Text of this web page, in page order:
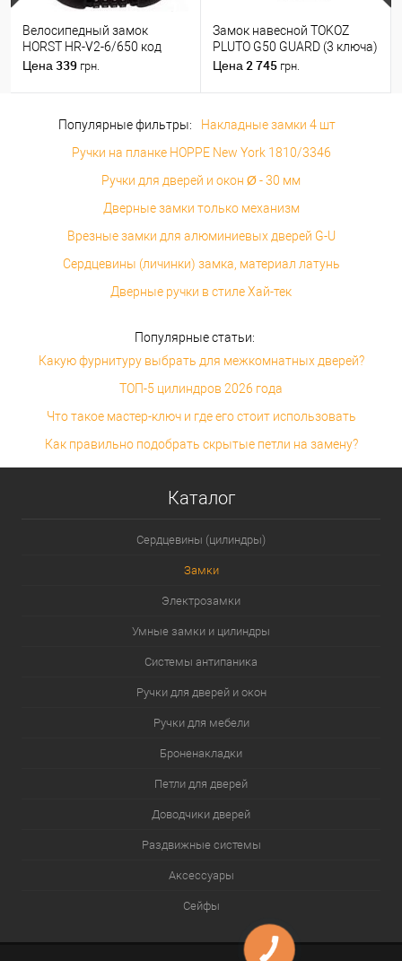
Велосипедный замок
HORST HR-V2-6/650 код
Цена 339 грн.
Замок навесной TOKOZ
PLUTO G50 GUARD (3 ключа)
Цена 2 745 грн.
Популярные фильтры:
Накладные замки 4 шт
Ручки на планке HOPPE New York 1810/3346
Ручки для дверей и окон Ø - 30 мм
Дверные замки только механизм
Врезные замки для алюминиевых дверей G-U
Сердцевины (личинки) замка, материал латунь
Дверные ручки в стиле Хай-тек
Популярные статьи:
Какую фурнитуру выбрать для межкомнатных дверей?
ТОП-5 цилиндров 2026 года
Что такое мастер-ключ и где его стоит использовать
Как правильно подобрать скрытые петли на замену?
Каталог
Сердцевины (цилиндры)
Замки
Электрозамки
Умные замки и цилиндры
Системы антипаника
Ручки для дверей и окон
Ручки для мебели
Броненакладки
Петли для дверей
Доводчики дверей
Раздвижные системы
Аксессуары
Сейфы